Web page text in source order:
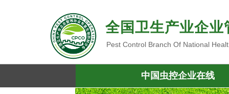
全国卫生产业企
Pest Control Branch Of National
中国虫控企业在线